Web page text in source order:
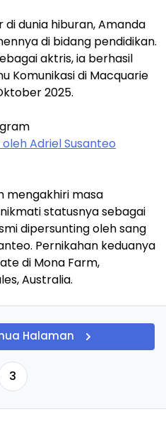
dunia hiburan, Amanda
di bidang pendidikan.
aktris, ia berhasil
Komunikasi di Macquarie
2025.
Adriel Susanteo
mengakhiri masa
statusnya sebagai
dipersunting oleh sang
Pernikahan keduanya
di Mona Farm,
Australia.
Halaman
3